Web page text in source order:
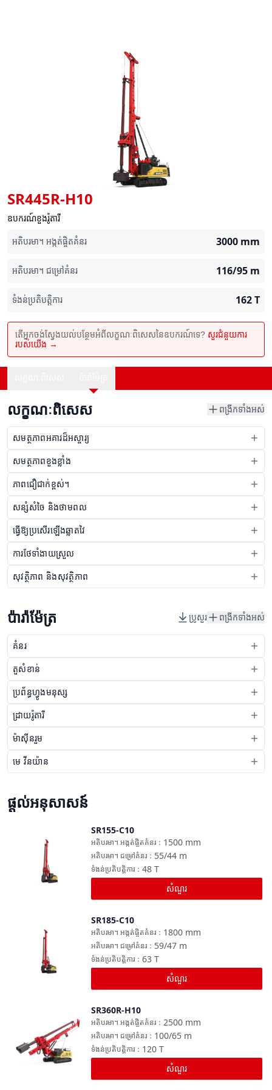
SR445R-H10
ឧបករណ៍ខួងរ៉ូតារី
អតិបរមា។ អង្កត់ផ្ចិតគំនរ
3000 mm
អតិបរមា។ ជម្រៅគំនរ 116/95 m
ទំងន់ប្រតិបត្តិការ 162T
តើអ្នកចង់ស្វែងយល់បន្ថែមអំពីលក្ខណៈពិសេសនៃឧបករណ៍ទេ? សួរជំនួយការ
របស់យើង →
លក្ខណៈពិសេស ពង្រីកទាំងអស់
សមត្ថភាពអគារដ៏អស្ចារ្យ
សមត្ថភាពខួងខ្លាំង
ភាពជឿជាក់ខ្ពស់។
សន្សំសំចៃ និងថាមពល
ធ្វើឱ្យប្រសើរឡើងឆ្លាតវៃ
ការថែទាំងាយស្រួល
សុវត្ថិភាព និងសុវត្ថិភាព
ប៉ារ៉ាម៉ែត្រ ប្រូសួរ ពង្រីកទាំងអស់
គំនរ
តួសំខាន់
ប្រព័ន្ធហ្វូងមនុស្ស
ដ្រាយរ៉ូតារី
ម៉ាស៊ីនរួម
មេ វីនយ៉ាន
ផ្តល់អនុសាសន៍
SR155-C10
1500 mm
អតិបរមា។ អង្កត់ផ្ចិតគំនរ ：
55/44 m
អតិបរមា។ ជម្រៅគំនរ ：
48 T
ទំងន់ប្រតិបត្តិការ ：
សំណួរ
SR185-C10
1800 mm
អតិបរមា។ អង្កត់ផ្ចិតគំនរ ：
59/47 m
អតិបរមា។ ជម្រៅគំនរ ：
63 T
ទំងន់ប្រតិបត្តិការ ：
សំណួរ
SR360R-H10
2500 mm
អតិបរមា។ អង្កត់ផ្ចិតគំនរ ：
100/65 m
អតិបរមា។ ជម្រៅគំនរ ：
120 T
ទំងន់ប្រតិបត្តិការ ：
សំណួរ